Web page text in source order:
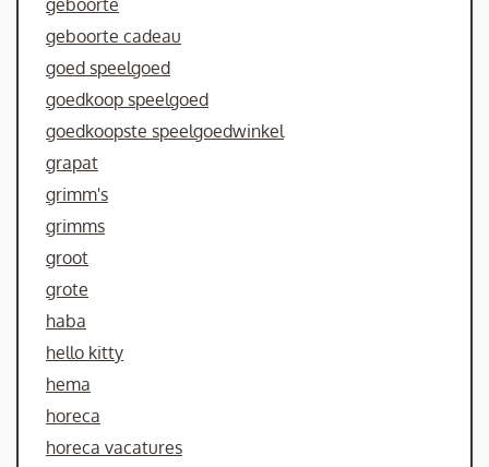
geboorte
geboorte cadeau
goed speelgoed
goedkoop speelgoed
goedkoopste speelgoedwinkel
grapat
grimm's
grimms
groot
grote
haba
hello kitty
hema
horeca
horeca vacatures